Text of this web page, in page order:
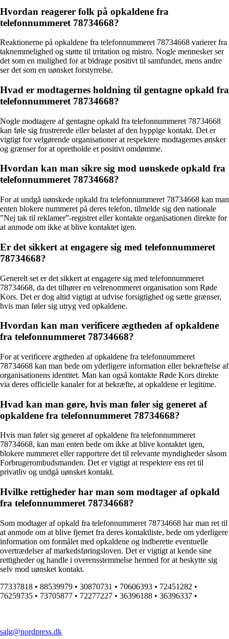
Hvordan reagerer folk på opkaldene fra
telefonnummeret 78734668?
Reaktionerne på opkaldene fra telefonnummeret 78734668 varierer fra
taknemmelighed og støtte til irritation og mistro. Nogle mennesker ser
det som en mulighed for at bidrage positivt til samfundet, mens andre
ser det som en uønsket forstyrrelse.
Hvad er modtagernes holdning til gentagne opkald fra
telefonnummeret 78734668?
Nogle modtagere af gentagne opkald fra telefonnummeret 78734668
kan føle sig frustrerede eller belastet af den hyppige kontakt. Det er
vigtigt for velgørende organisationer at respektere modtagernes ønsker
og grænser for at opretholde et positivt omdømme.
Hvordan kan man sikre sig mod uønskede opkald fra
telefonnummeret 78734668?
For at undgå uønskede opkald fra telefonnummeret 78734668 kan man
enten blokere nummeret på deres telefon, tilmelde sig den nationale
”Nej tak til reklamer”-registret eller kontakte organisationen direkte for
at anmode om ikke at blive kontaktet igen.
Er det sikkert at engagere sig med telefonnummeret
78734668?
Generelt set er det sikkert at engagere sig med telefonnummeret
78734668, da det tilhører en velrenommeret organisation som Røde
Kors. Det er dog altid vigtigt at udvise forsigtighed og sætte grænser,
hvis man føler sig utryg ved opkaldene.
Hvordan kan man verificere ægtheden af opkaldene
fra telefonnummeret 78734668?
For at verificere ægtheden af opkaldene fra telefonnummeret
78734668 kan man bede om yderligere information eller bekræftelse af
organisationens identitet. Man kan også kontakte Røde Kors direkte
via deres officielle kanaler for at bekræfte, at opkaldene er legitime.
Hvad kan man gøre, hvis man føler sig generet af
opkaldene fra telefonnummeret 78734668?
Hvis man føler sig generet af opkaldene fra telefonnummeret
78734668, kan man enten bede om ikke at blive kontaktet igen,
blokere nummeret eller rapportere det til relevante myndigheder såsom
Forbrugerombudsmanden. Det er vigtigt at respektere ens ret til
privatliv og undgå uønsket kontakt.
Hvilke rettigheder har man som modtager af opkald
fra telefonnummeret 78734668?
Som modtager af opkald fra telefonnummeret 78734668 har man ret til
at anmode om at blive fjernet fra deres kontaktliste, bede om yderligere
information om formålet med opkaldene og indberette eventuelle
overtrædelser af markedsføringsloven. Det er vigtigt at kende sine
rettigheder og handle i overensstemmelse hermed for at beskytte sig
selv mod uønsket kontakt.
77337818 • 88539979 • 30870731 • 70606393 • 72451282 •
76259735 • 73705877 • 72277227 • 36396188 • 36396337 •
salg@nordpress.dk